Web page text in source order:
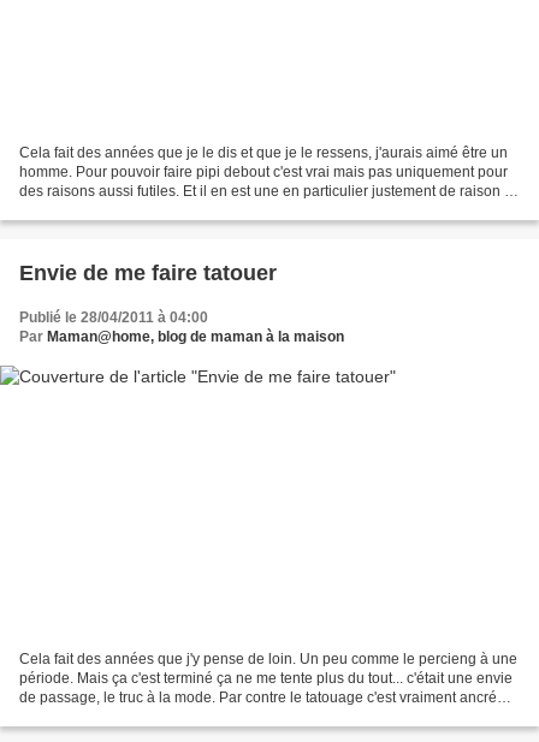
Cela fait des années que je le dis et que je le ressens, j'aurais aimé être un
homme. Pour pouvoir faire pipi debout c'est vrai mais pas uniquement pour
des raisons aussi futiles. Et il en est une en particulier justement de raison :
Envie de me faire tatouer
Publié le 28/04/2011 à 04:00
Par Maman@home, blog de maman à la maison
Cela fait des années que j'y pense de loin. Un peu comme le percieng à une
période. Mais ça c'est terminé ça ne me tente plus du tout... c'était une envie
de passage, le truc à la mode. Par contre le tatouage c'est vraiment ancré